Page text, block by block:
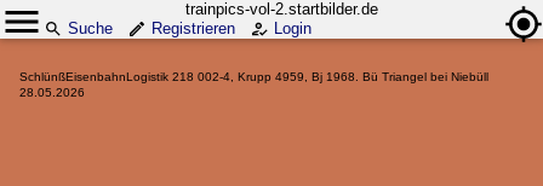
trainpics-vol-2.startbilder.de
Suche
Registrieren Login
SchlünßEisenbahnLogistik 218 002-4, Krupp 4959, Bj 1968. Bü Triangel bei Niebüll
28.05.2026